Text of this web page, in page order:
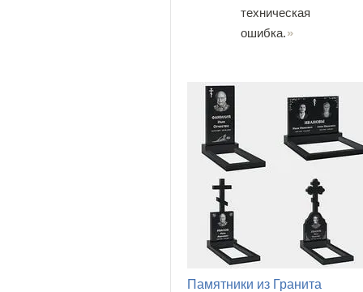
техническая
ошибка.
Памятники из Гранита